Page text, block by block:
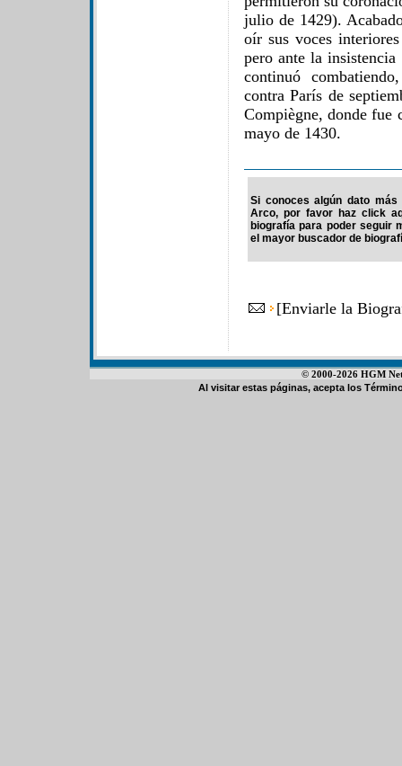
julio de 1429).
oír sus voces
pero ante la insistencia
continuó
contra París de
Compiègne, donde fue
mayo de 1430.
Si conoces algún dato
Arco, por favor haz click
biografía para poder seguir
el mayor buscador de
[Enviarle la
© 2000-2026 HGM
Al visitar estas páginas, acepta los